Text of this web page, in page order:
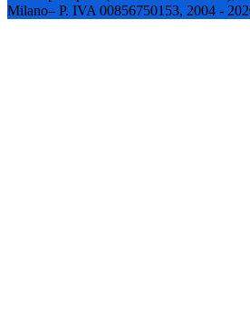
Milano– P. IVA 00856750153, 2004 -